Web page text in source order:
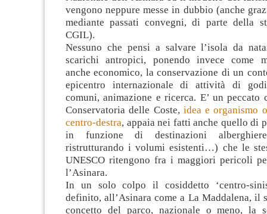
vengono neppure messe in dubbio (anche
mediante passati convegni, di parte della
CGIL).
Nessuno che pensi a salvare l’isola da
scarichi antropici, ponendo invece come
anche economico, la conservazione di un
epicentro internazionale di attività di
comuni, animazione e ricerca. E’ un
Conservatoria delle Coste, idea e organismo
centro-destra, appaia nei fatti anche quello di
in funzione di destinazioni
ristrutturando i volumi esistenti…) che le
UNESCO ritengono fra i maggiori pericoli
l’Asinara.
In un solo colpo il cosiddetto ‘centro-
definito, all’Asinara come a La Maddalena, il
concetto del parco, nazionale o meno, la